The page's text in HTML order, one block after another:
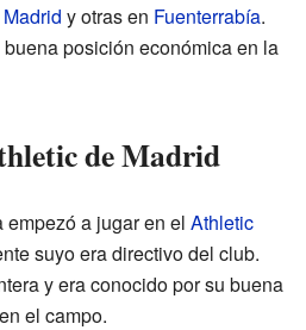
Madrid y otras en Fuenterrabía.
posición económica en la
de Madrid
a jugar en el Athletic
suyo era directivo del club.
y era conocido por su buena
el campo.